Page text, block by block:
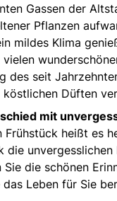
Gassen der
Pflanzen
mildes Klima
des seit
köstlichen Düften
mit
Frühstück heißt es
die
Sie die schönen
Leben für Sie